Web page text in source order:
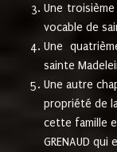
Une
vocable de
Une
sainte
Une autre
propriété de
cette famille
GRENAUD